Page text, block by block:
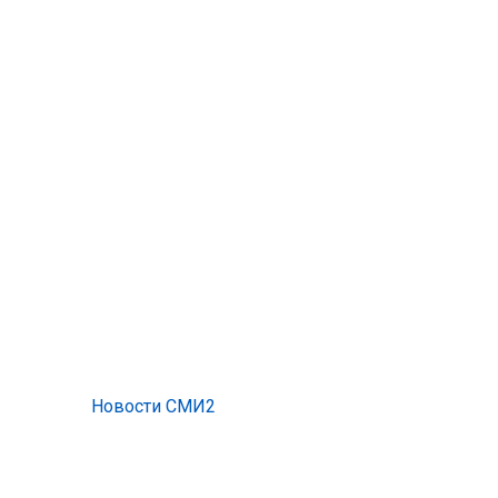
Новости СМИ2